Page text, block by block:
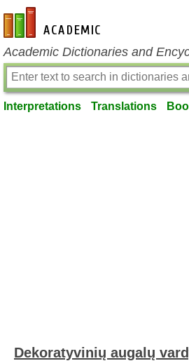
en-academic.com
Academic Dictionaries and
Interpretations Translations
Dekoratyvinių augalų